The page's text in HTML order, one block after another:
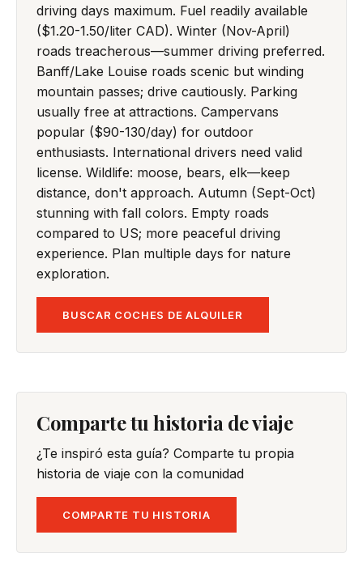
driving days maximum. Fuel readily available
($1.20-1.50/liter CAD). Winter (Nov-April)
roads treacherous—summer driving preferred.
Banff/Lake Louise roads scenic but winding
mountain passes; drive cautiously. Parking
usually free at attractions. Campervans
popular ($90-130/day) for outdoor
enthusiasts. International drivers need valid
license. Wildlife: moose, bears, elk—keep
distance, don't approach. Autumn (Sept-Oct)
stunning with fall colors. Empty roads
compared to US; more peaceful driving
experience. Plan multiple days for nature
exploration.
BUSCAR COCHES DE ALQUILER
Comparte tu historia de viaje
¿Te inspiró esta guía? Comparte tu propia
historia de viaje con la comunidad
COMPARTE TU HISTORIA